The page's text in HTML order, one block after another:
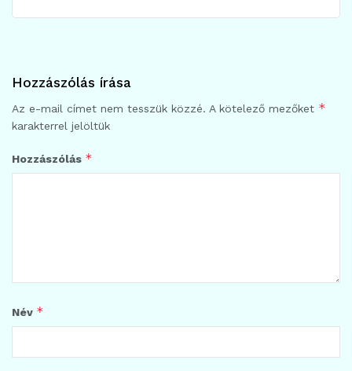
Hozzászólás írása
Az e-mail címet nem tesszük közzé. A kötelező mezőket *
karakterrel jelöltük
Hozzászólás *
Név *